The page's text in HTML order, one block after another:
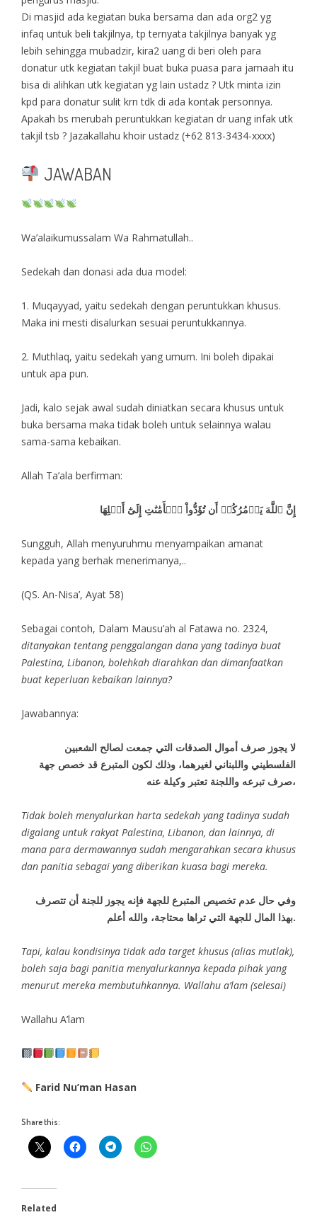
Di masjid ada kegiatan buka bersama dan ada org2 yg
infaq untuk beli takjilnya, tp ternyata takjilnya banyak yg
lebih sehingga mubadzir, kira2 uang di beri oleh para
donatur utk kegiatan takjil buat buka puasa para jamaah itu
bisa di alihkan utk kegiatan yg lain ustadz ? Utk minta izin
kpd para donatur sulit krn tdk di ada kontak personnya.
Apakah bs merubah peruntukkan kegiatan dr uang infak utk
takjil tsb ? Jazakallahu khoir ustadz (+62 813-3434-xxxx)
JAWABAN
Wa’alaikumussalam Wa Rahmatullah..
Sedekah dan donasi ada dua model:
1. Muqayyad, yaitu sedekah dengan peruntukkan khusus.
Maka ini mesti disalurkan sesuai peruntukkannya.
2. Muthlaq, yaitu sedekah yang umum. Ini boleh dipakai
untuk apa pun.
Jadi, kalo sejak awal sudah diniatkan secara khusus untuk
buka bersama maka tidak boleh untuk selainnya walau
sama-sama kebaikan.
Allah Ta’ala berfirman:
إِنَّ ٱللَّهَ يَأۡمُرُكُمۡ أَن تُؤَدُّواْ ٱلۡأَمَٰنَٰتِ إِلَىٰٓ أَهۡلِهَا
Sungguh, Allah menyuruhmu menyampaikan amanat
kepada yang berhak menerimanya,..
(QS. An-Nisa’, Ayat 58)
Sebagai contoh, Dalam Mausu’ah al Fatawa no. 2324,
ditanyakan tentang penggalangan dana yang tadinya buat
Palestina, Libanon, bolehkah diarahkan dan dimanfaatkan
buat keperluan kebaikan lainnya?
Jawabannya:
لا يجوز صرف أموال الصدقات التي جمعت لصالح الشعبين
الفلسطيني واللبناني لغيرهما، وذلك لكون المتبرع قد خصص جهة
صرف تبرعه واللجنة تعتبر وكيلة عنه،
Tidak boleh menyalurkan harta sedekah yang tadinya sudah
digalang untuk rakyat Palestina, Libanon, dan lainnya, di
mana para dermawannya sudah mengarahkan secara khusus
dan panitia sebagai yang diberikan kuasa bagi mereka.
وفي حال عدم تخصيص المتبرع للجهة فإنه يجوز للجنة أن تتصرف
بهذا المال للجهة التي تراها محتاجة، والله أعلم.
Tapi, kalau kondisinya tidak ada target khusus (alias mutlak),
boleh saja bagi panitia menyalurkannya kepada pihak yang
menurut mereka membutuhkannya. Wallahu a’lam (selesai)
Wallahu A’lam
Farid Nu’man Hasan
Share this:
Related